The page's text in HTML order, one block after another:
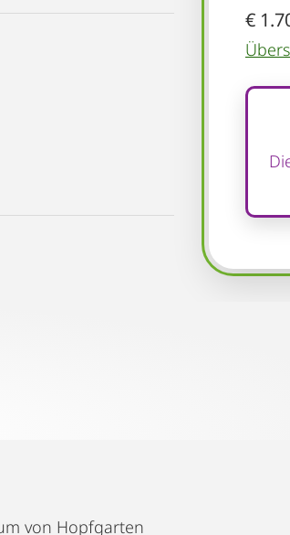
€
von Hopfgarten